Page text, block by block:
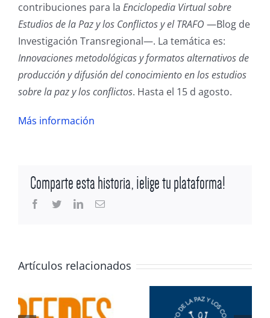
Grupo de trabajo sobre docencia en desarrollo
y cooperación
Encuentros de estudiantes de postgrado en
cooperación y desarrollo
contribuciones para la Enciclopedia Virtual sobre
Estudios de la Paz y los Conflictos y el TRAFO —Blog de
Investigación Transregional—. La temática es:
Innovaciones metodológicas y formatos alternativos de
producción y difusión del conocimiento en los estudios
sobre la paz y los conflictos. Hasta el 15 d agosto.
Más información
Comparte esta historia, ¡elige tu plataforma!
Facebook
TwitterLinkedInCorreo
Artículos relacionados